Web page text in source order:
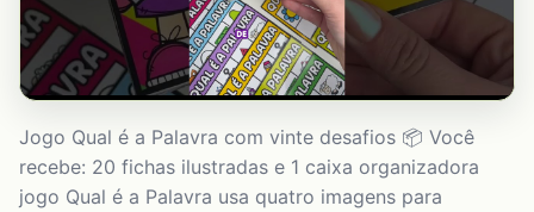
Jogo Qual é a Palavra com vinte desafios 📦 Você
recebe: 20 fichas ilustradas e 1 caixa organizadora
jogo Qual é a Palavra usa quatro imagens para